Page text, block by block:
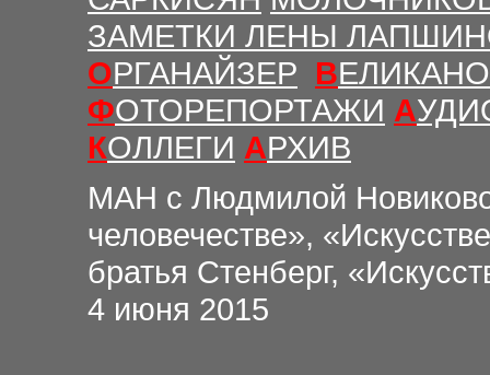
ЗАМЕТКИ ЛЕНЫ
ОРГАНАЙЗЕР В
ФОТОРЕПОРТАЖИ А
КОЛЛЕГИ АРХИВ
МАН с Людмилой
человечестве»,
братья Стенберг,
4 июня 2015